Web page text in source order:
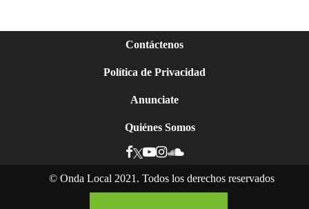
Contáctenos
Política de Privacidad
Anunciate
Quiénes Somos
© Onda Local 2021. Todos los derechos reservados